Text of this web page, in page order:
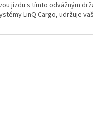
jízdu s tímto odvážným
LinQ Cargo, udržuje